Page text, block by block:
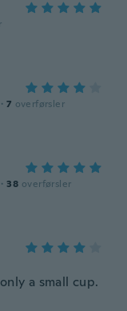
· 7 overførsler
· 38 overførsler
a small cup.